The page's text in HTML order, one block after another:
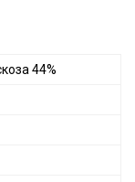
44%